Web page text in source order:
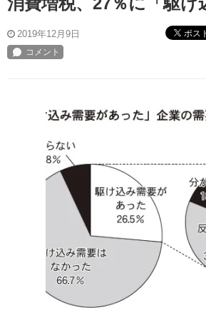
2019年12月9日 ポス